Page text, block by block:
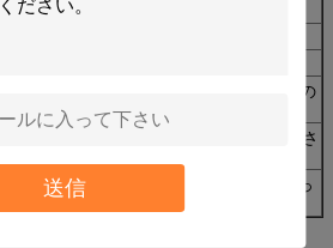
送信
ること容易。
freedomly制御できます。
び環境保全:日よけのよいeffection、熱の
び音。
ーテンの容易な発砲の問題を解決して下さ
のパターンそして色はレイアウトに従っ
イズできます。